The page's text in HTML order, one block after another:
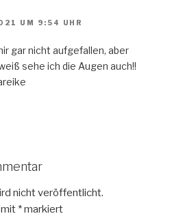
UM 9:54 UHR
gar nicht aufgefallen, aber
sehe ich die Augen auch!!
nicht veröffentlicht.
*markiert